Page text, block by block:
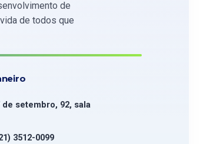
de
de todos que
de setembro, 92, sala
3512-0099